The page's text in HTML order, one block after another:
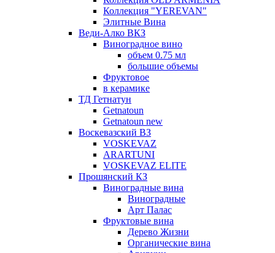
Коллекция "YEREVAN"
Элитные Вина
Веди-Алко ВКЗ
Виноградное вино
объем 0.75 мл
большие объемы
Фруктовое
в керамике
ТД Гетнатун
Getnatoun
Getnatoun new
Воскевазский ВЗ
VOSKEVAZ
ARARTUNI
VOSKEVAZ ELITE
Прошянский КЗ
Виноградные вина
Виноградные
Арт Палас
Фруктовые вина
Дерево Жизни
Органические вина